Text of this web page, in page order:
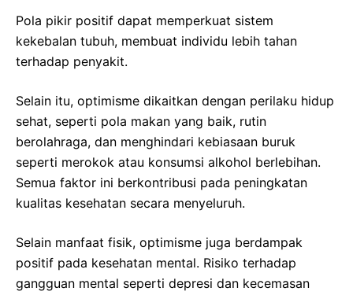
Pola pikir positif dapat memperkuat sistem
kekebalan tubuh, membuat individu lebih tahan
terhadap penyakit.
Selain itu, optimisme dikaitkan dengan perilaku hidup
sehat, seperti pola makan yang baik, rutin
berolahraga, dan menghindari kebiasaan buruk
seperti merokok atau konsumsi alkohol berlebihan.
Semua faktor ini berkontribusi pada peningkatan
kualitas kesehatan secara menyeluruh.
Selain manfaat fisik, optimisme juga berdampak
positif pada kesehatan mental. Risiko terhadap
gangguan mental seperti depresi dan kecemasan